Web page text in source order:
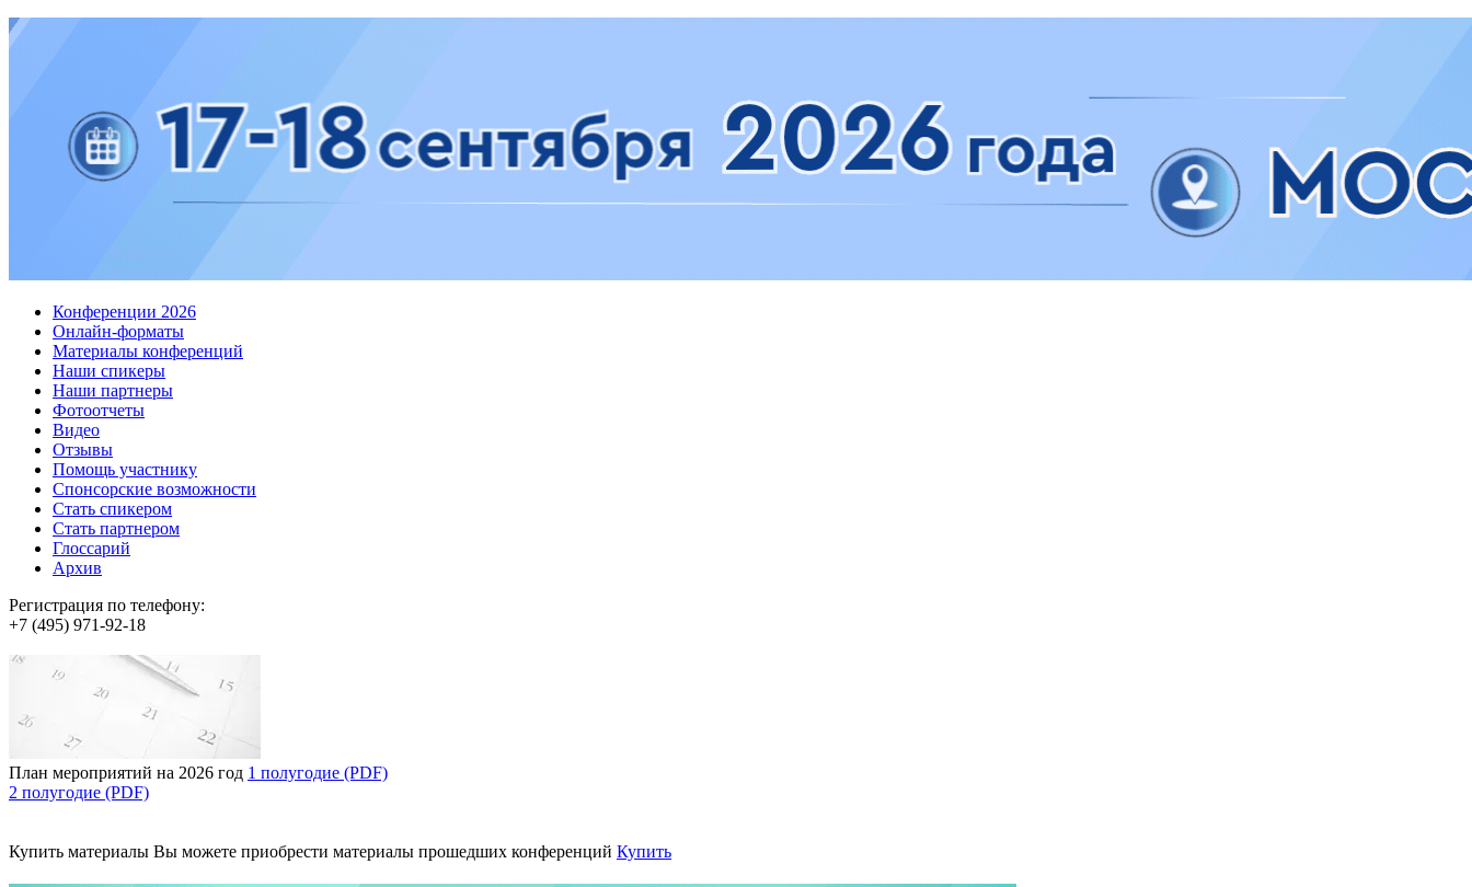
Конференции 2026
Онлайн-форматы
Материалы конференций
Наши спикеры
Наши партнеры
Фотоотчеты
Видео
Отзывы
Помощь участнику
Спонсорские возможности
Стать спикером
Стать партнером
Глоссарий
Архив
Регистрация по телефону:
+7 (495) 971-92-18
План мероприятий на 2026 год 1 полугодие (PDF)
2 полугодие (PDF)
Купить материалы Вы можете приобрести материалы прошедших конференций Купить